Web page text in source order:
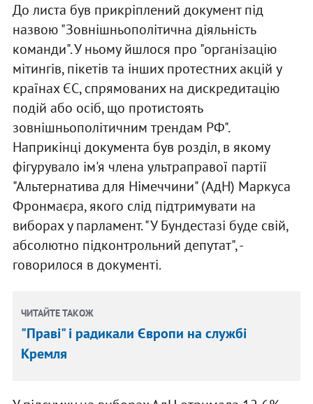
До листа був прикріплений документ під
назвою "Зовнішньополітична діяльність
команди". У ньому йшлося про "організацію
мітингів, пікетів та інших протестних акцій у
країнах ЄС, спрямованих на дискредитацію
подій або осіб, що протистоять
зовнішньополітичним трендам РФ".
Наприкінці документа був розділ, в якому
фігурувало ім'я члена ультраправої партії
"Альтернатива для Німеччини" (АдН) Маркуса
Фронмаєра, якого слід підтримувати на
виборах у парламент. "У Бундестазі буде свій,
абсолютно підконтрольний депутат", -
говорилося в документі.
ЧИТАЙТЕ ТАКОЖ
"Праві" і радикали Європи на службі
Кремля